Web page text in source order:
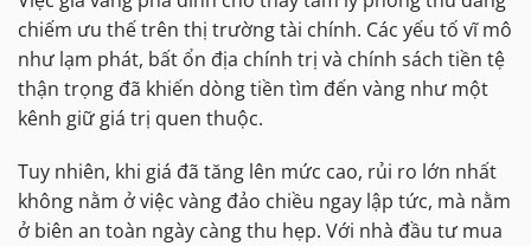
chiếm ưu thế trên thị trường tài chính. Các yếu tố vĩ mô
như lạm phát, bất ổn địa chính trị và chính sách tiền tệ
thận trọng đã khiến dòng tiền tìm đến vàng như một
kênh giữ giá trị quen thuộc.
Tuy nhiên, khi giá đã tăng lên mức cao, rủi ro lớn nhất
không nằm ở việc vàng đảo chiều ngay lập tức, mà nằm
ở biên an toàn ngày càng thu hẹp. Với nhà đầu tư mua